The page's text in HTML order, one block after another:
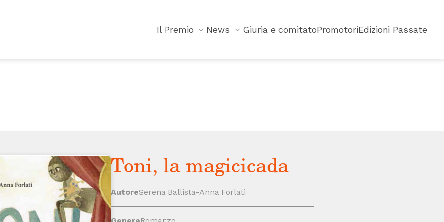
Il Premio News Giuria e comitatoPromotoriEdizioni Passate
Toni, la magicicada
AutoreSerena Ballista-Anna Forlati